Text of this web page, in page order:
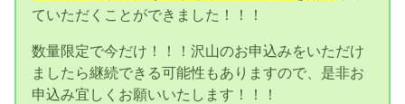
ていただくことができました！！！
数量限定で今だけ！！！沢山のお申込みをいただけ
ましたら継続できる可能性もありますので、是非お
申込み宜しくお願いいたします！！！